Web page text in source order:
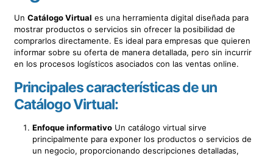
UnCatálogo Virtual es una herramienta digital diseñada para
mostrar productos o servicios sin ofrecer la posibilidad de
comprarlos directamente. Es ideal para empresas que quieren
informar sobre su oferta de manera detallada, pero sin incurrir
en los procesos logísticos asociados con las ventas online.
Principales características de un
Catálogo Virtual:
Enfoque informativo Un catálogo virtual sirve
principalmente para exponer los productos o servicios de
un negocio, proporcionando descripciones detalladas,